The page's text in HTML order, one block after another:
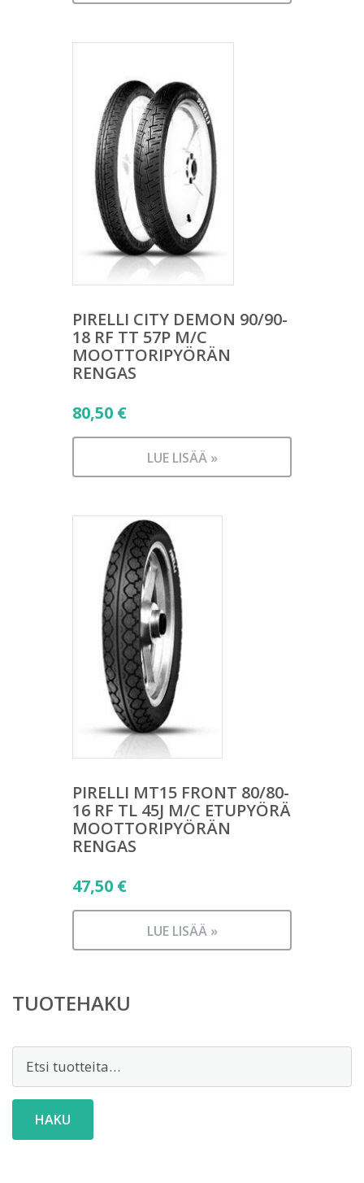
PIRELLI CITY DEMON 90/90-
18 RF TT 57P M/C
MOOTTORIPYÖRÄN
RENGAS
80,50 €
LUE LISÄÄ »
PIRELLI MT15 FRONT 80/80-
16 RF TL 45J M/C ETUPYÖRÄ
MOOTTORIPYÖRÄN
RENGAS
47,50 €
LUE LISÄÄ »
TUOTEHAKU
Etsi:
HAKU